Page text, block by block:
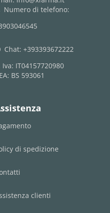
Numero di telefono:
Chat: +393393672222
Iva: IT04157720980
BS 593061
di spedizione
clienti